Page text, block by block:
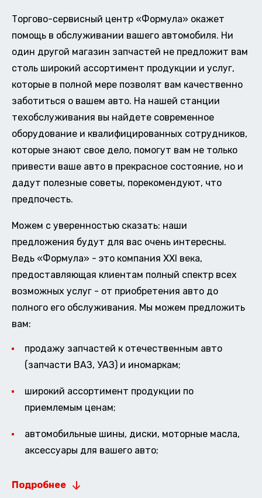
Торгово-сервисный центр «Формула» окажет
помощь в обслуживании вашего автомобиля. Ни
один другой магазин запчастей не предложит вам
столь широкий ассортимент продукции и услуг,
которые в полной мере позволят вам качественно
заботиться о вашем авто. На нашей станции
техобслуживания вы найдете современное
оборудование и квалифицированных сотрудников,
которые знают свое дело, помогут вам не только
привести ваше авто в прекрасное состояние, но и
дадут полезные советы, порекомендуют, что
предпочесть.
Можем с уверенностью сказать: наши
предложения будут для вас очень интересны.
Ведь «Формула» - это компания XXI века,
предоставляющая клиентам полный спектр всех
возможных услуг - от приобретения авто до
полного его обслуживания. Мы можем предложить
вам:
продажу запчастей к отечественным авто
(запчасти ВАЗ, УАЗ) и иномаркам;
широкий ассортимент продукции по
приемлемым ценам;
автомобильные шины, диски, моторные масла,
аксессуары для вашего авто;
Подробнее